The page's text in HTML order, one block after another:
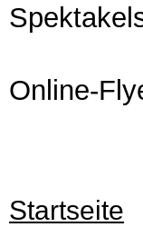
Online-
Startseite